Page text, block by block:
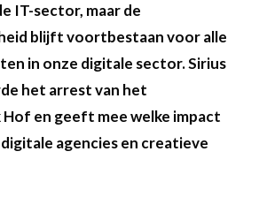
IT-sector, maar de
blijft voortbestaan voor alle
in onze digitale sector. Sirius
het arrest van het
en geeft mee welke impact
agencies en creatieve